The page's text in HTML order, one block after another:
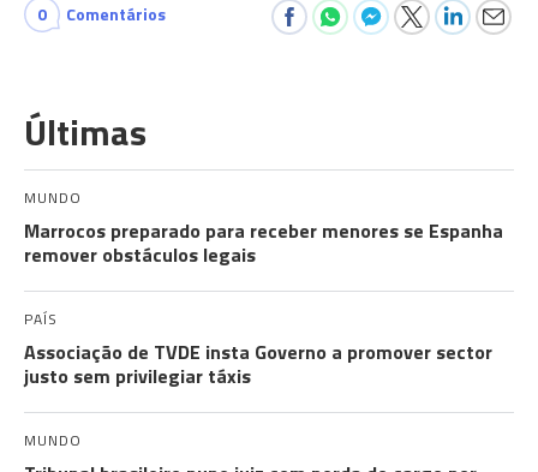
0 Comentários
Últimas
MUNDO
Marrocos preparado para receber menores se Espanha
remover obstáculos legais
PAÍS
Associação de TVDE insta Governo a promover sector
justo sem privilegiar táxis
MUNDO